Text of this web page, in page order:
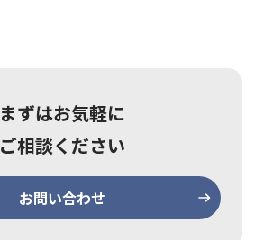
まずはお気軽に
ご相談ください
お問い合わせ